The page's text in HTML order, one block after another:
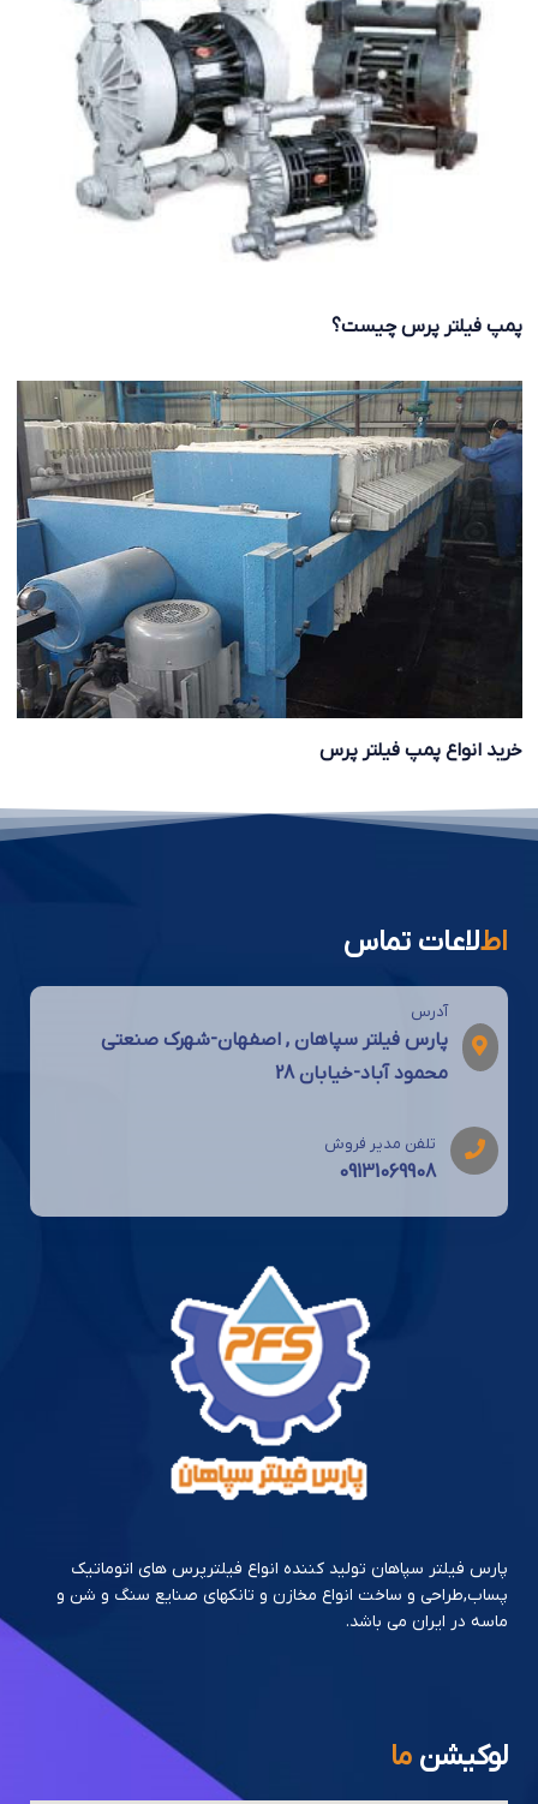
پمپ فیلتر پرس چیست؟
خرید انواع پمپ فیلتر پرس
اطلاعات تماس
آدرس
پارس فیلتر سپاهان , اصفهان-شهرک صنعتی
محمود آباد-خیابان 28
تلفن مدیر فروش
09131069908
پارس فیلتر سپاهان تولید کننده انواع فیلترپرس های اتوماتیک
پساب,طراحی و ساخت انواع مخازن و تانکهای صنایع سنگ و شن و
ماسه در ایران می باشد.
لوکیشن ما